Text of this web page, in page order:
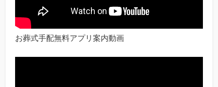
お葬式手配無料アプリ案内動画